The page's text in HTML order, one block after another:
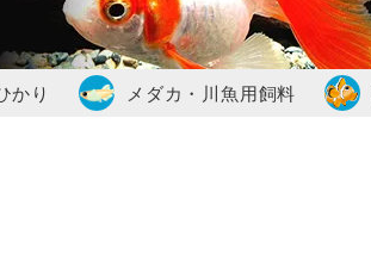
かり メダカ・川魚用飼料